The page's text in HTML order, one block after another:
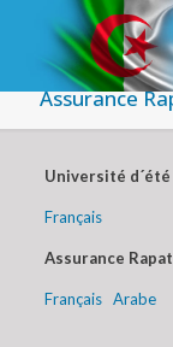
Assurance
Université d´été
Français
Assurance
Français Arabe